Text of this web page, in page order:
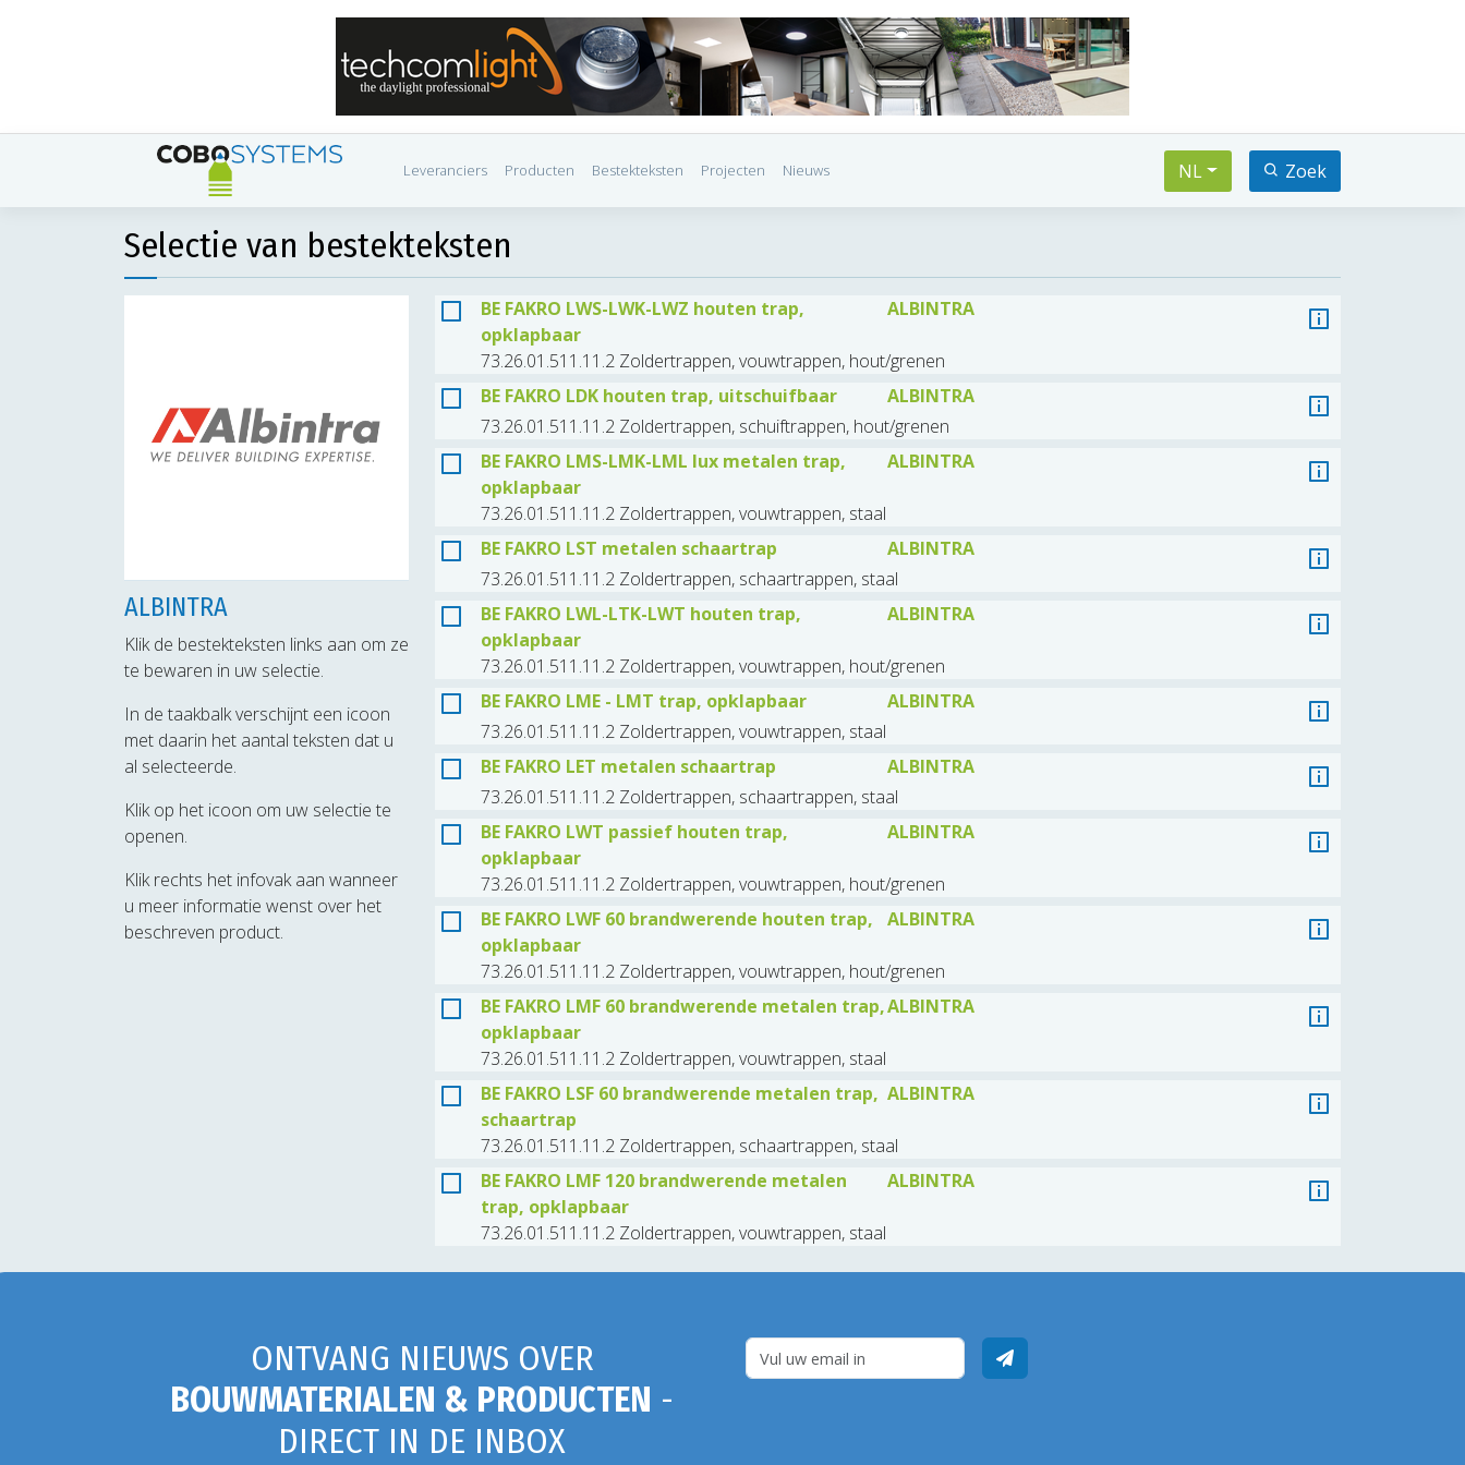
Leveranciers Producten Bestekteksten Projecten Nieuws NL Zoek
Selectie van bestekteksten
ALBINTRA
Klik de bestekteksten links aan om ze
te bewaren in uw selectie.
In de taakbalk verschijnt een icoon
met daarin het aantal teksten dat u
al selecteerde.
Klik op het icoon om uw selectie te
openen.
Klik rechts het infovak aan wanneer
u meer informatie wenst over het
beschreven product.
BE FAKRO LWS-LWK-LWZ houten trap,
opklapbaar
ALBINTRA
73.26.01.511.11.2 Zoldertrappen, vouwtrappen, hout/grenen
BE FAKRO LDK houten trap, uitschuifbaar
ALBINTRA
73.26.01.511.11.2 Zoldertrappen, schuiftrappen, hout/grenen
BE FAKRO LMS-LMK-LML lux metalen trap,
opklapbaar
ALBINTRA
73.26.01.511.11.2 Zoldertrappen, vouwtrappen, staal
BE FAKRO LST metalen schaartrap
ALBINTRA
73.26.01.511.11.2 Zoldertrappen, schaartrappen, staal
BE FAKRO LWL-LTK-LWT houten trap,
opklapbaar
ALBINTRA
73.26.01.511.11.2 Zoldertrappen, vouwtrappen, hout/grenen
BE FAKRO LME - LMT trap, opklapbaar
ALBINTRA
73.26.01.511.11.2 Zoldertrappen, vouwtrappen, staal
BE FAKRO LET metalen schaartrap
ALBINTRA
73.26.01.511.11.2 Zoldertrappen, schaartrappen, staal
BE FAKRO LWT passief houten trap,
opklapbaar
ALBINTRA
73.26.01.511.11.2 Zoldertrappen, vouwtrappen, hout/grenen
BE FAKRO LWF 60 brandwerende houten trap,
opklapbaar
ALBINTRA
73.26.01.511.11.2 Zoldertrappen, vouwtrappen, hout/grenen
BE FAKRO LMF 60 brandwerende metalen trap,
opklapbaar
ALBINTRA
73.26.01.511.11.2 Zoldertrappen, vouwtrappen, staal
BE FAKRO LSF 60 brandwerende metalen trap,
schaartrap
ALBINTRA
73.26.01.511.11.2 Zoldertrappen, schaartrappen, staal
BE FAKRO LMF 120 brandwerende metalen
trap, opklapbaar
ALBINTRA
73.26.01.511.11.2 Zoldertrappen, vouwtrappen, staal
ONTVANG NIEUWS OVER
BOUWMATERIALEN & PRODUCTEN -
DIRECT IN DE INBOX